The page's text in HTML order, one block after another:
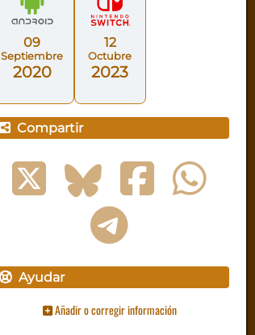
09
Septiembre
2020
12
Octubre
2023
Compartir
Ayudar
Añadir o corregir información